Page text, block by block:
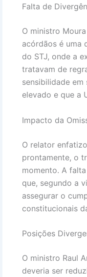
Falta de
O ministro
acórdãos é uma
do STJ, onde a
tratavam de
sensibilidade
elevado e que a
Impacto da
O relator
prontamente, o
momento. A
que, segundo a
assegurar o
constitucionais
Posições
O ministro Raul
deveria ser